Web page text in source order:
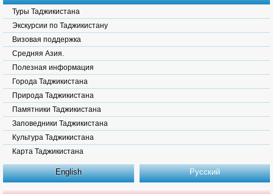
Туры Таджикистана
Экскурсии по Таджикистану
Визовая поддержка
Средняя Азия.
Полезная информация
Города Таджикистана
Природа Таджикистана
Памятники Таджикистана
Заповедники Таджикистана
Культура Таджикистана
Карта Таджикистана
English Русский